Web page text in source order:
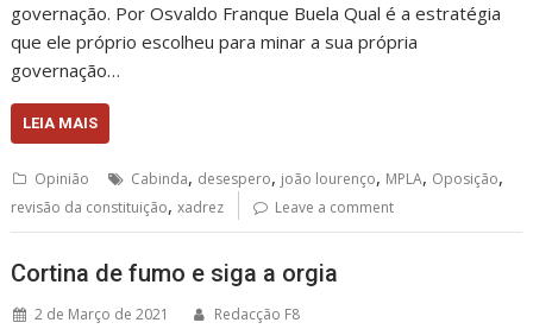
governação. Por Osvaldo Franque Buela Qual é a estratégia
que ele próprio escolheu para minar a sua própria
governação…
LEIA MAIS
Opinião Cabinda, desespero, joão lourenço, MPLA, Oposição,
revisão da constituição,xadrez Leave a comment
Cortina de fumo e siga a orgia
2 de Março de 2021 Redacção F8